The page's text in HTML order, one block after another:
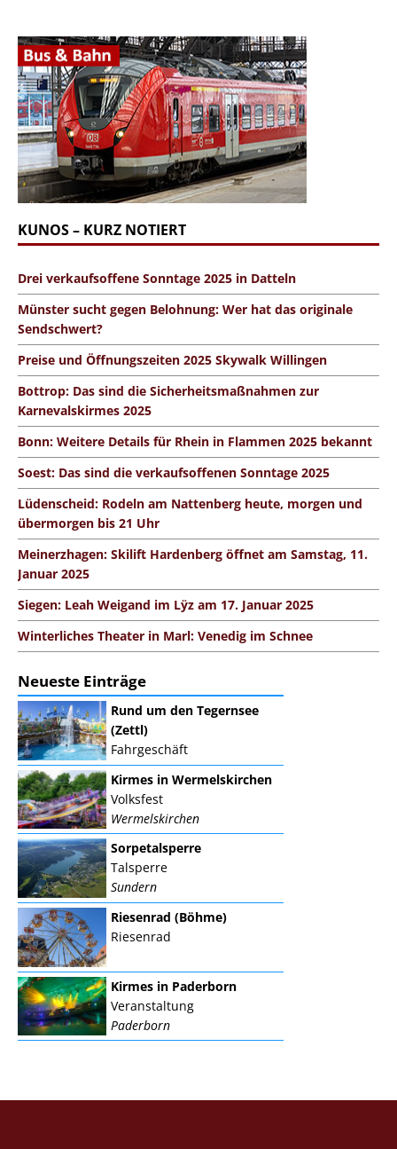
KUNOS – KURZ NOTIERT
Drei verkaufsoffene Sonntage 2025 in Datteln
Münster sucht gegen Belohnung: Wer hat das originale
Sendschwert?
Preise und Öffnungszeiten 2025 Skywalk Willingen
Bottrop: Das sind die Sicherheitsmaßnahmen zur
Karnevalskirmes 2025
Bonn: Weitere Details für Rhein in Flammen 2025 bekannt
Soest: Das sind die verkaufsoffenen Sonntage 2025
Lüdenscheid: Rodeln am Nattenberg heute, morgen und
übermorgen bis 21 Uhr
Meinerzhagen: Skilift Hardenberg öffnet am Samstag, 11.
Januar 2025
Siegen: Leah Weigand im Lÿz am 17. Januar 2025
Winterliches Theater in Marl: Venedig im Schnee
Neueste Einträge
Rund um den Tegernsee
(Zettl)
Fahrgeschäft
Kirmes in Wermelskirchen
Volksfest
Wermelskirchen
Sorpetalsperre
Talsperre
Sundern
Riesenrad (Böhme)
Riesenrad
Kirmes in Paderborn
Veranstaltung
Paderborn